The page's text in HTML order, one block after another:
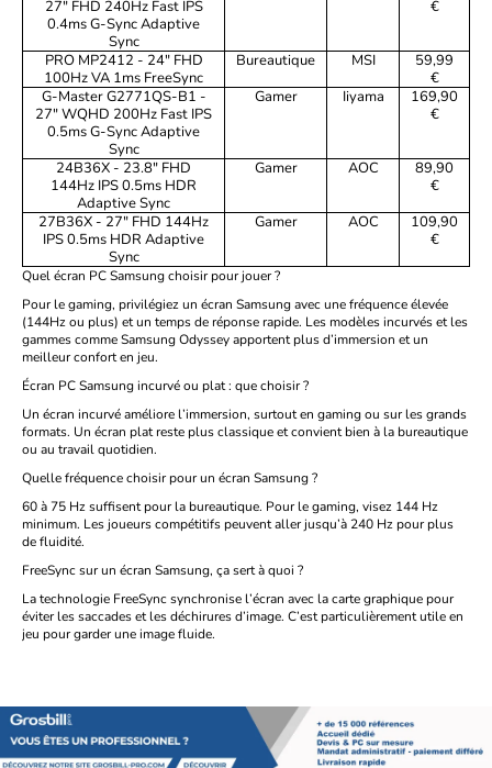
27" FHD 240Hz Fast IPS
0.4ms G-Sync Adaptive
Sync
€
PRO MP2412 - 24" FHD
100Hz VA 1ms FreeSync
Bureautique MSI
59,99
€
G-Master G2771QS-B1 -
27" WQHD 200Hz Fast IPS
0.5ms G-Sync Adaptive
Sync
Gamer Iiyama
169,90
€
24B36X - 23.8" FHD
144Hz IPS 0.5ms HDR
Adaptive Sync
Gamer AOC
89,90
€
27B36X - 27" FHD 144Hz
IPS 0.5ms HDR Adaptive
Sync
Gamer AOC
109,90
€
Quel écran PC Samsung choisir pour jouer ?
Pour le gaming, privilégiez un écran Samsung avec une fréquence élevée
(144Hz ou plus) et un temps de réponse rapide. Les modèles incurvés et les
gammes comme Samsung Odyssey apportent plus d’immersion et un
meilleur confort en jeu.
Écran PC Samsung incurvé ou plat : que choisir ?
Un écran incurvé améliore l’immersion, surtout en gaming ou sur les grands
formats. Un écran plat reste plus classique et convient bien à la bureautique
ou au travail quotidien.
Quelle fréquence choisir pour un écran Samsung ?
60 à 75 Hz suffisent pour la bureautique. Pour le gaming, visez 144 Hz
minimum. Les joueurs compétitifs peuvent aller jusqu’à 240 Hz pour plus
de fluidité.
FreeSync sur un écran Samsung, ça sert à quoi ?
La technologie FreeSync synchronise l’écran avec la carte graphique pour
éviter les saccades et les déchirures d’image. C’est particulièrement utile en
jeu pour garder une image fluide.